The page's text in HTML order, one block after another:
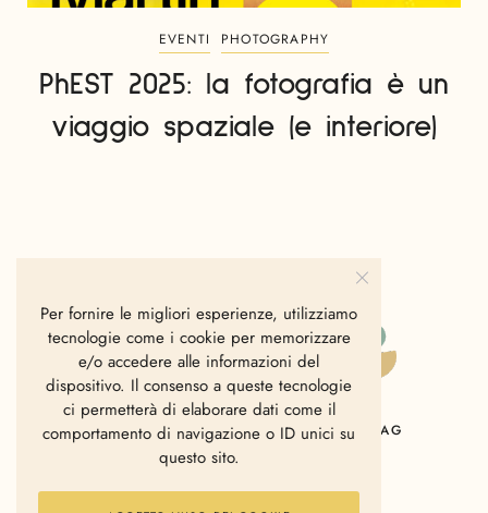
EVENTI PHOTOGRAPHY
PhEST 2025: la fotografia è un
viaggio spaziale (e interiore)
HOME CHI SIAMO CONTATTI MAG
Per fornire le migliori esperienze, utilizziamo
tecnologie come i cookie per memorizzare
e/o accedere alle informazioni del
dispositivo. Il consenso a queste tecnologie
ci permetterà di elaborare dati come il
comportamento di navigazione o ID unici su
questo sito.